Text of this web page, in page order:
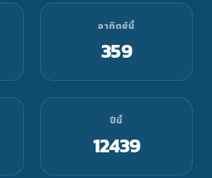
อาทิตย์นี้
359
ปีนี้
12439